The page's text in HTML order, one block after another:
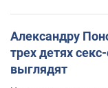
Александру
трех детях
выглядят